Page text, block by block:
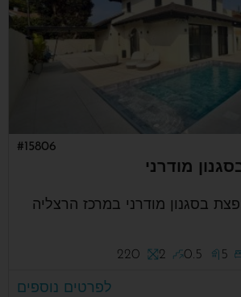
מודרני
#15806
בסגנון מודרני במרכז הרצליה
5
0.5
2
220
לפרטים נוספים